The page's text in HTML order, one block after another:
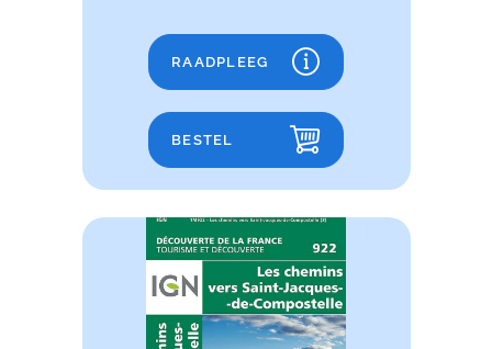
RAADPLEEG
BESTEL